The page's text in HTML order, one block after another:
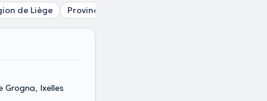
de Liège Province de Luxembourg
Grogna, Ixelles